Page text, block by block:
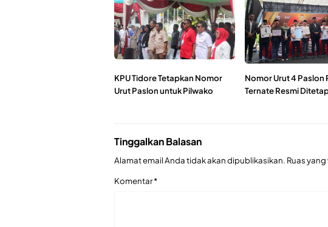
KPU Tidore Tetapkan Nomor
Urut Paslon untuk Pilwako
Nomor Urut 4 Paslon
Ternate Resmi
Tinggalkan Balasan
Alamat email Anda tidak akan dipublikasikan. Ruas
Komentar*